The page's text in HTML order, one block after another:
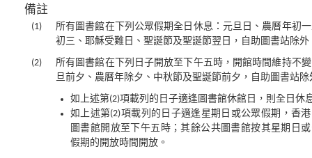
備註
(1)
所有圖書館在下列公眾假期全日休息：元旦日、農曆年初
初三、耶穌受難日、聖誕節及聖誕節翌日，自助圖書站除外
(2)
所有圖書館在下列日子開放至下午五時，開館時間維持不
旦前夕、農曆年除夕、中秋節及聖誕節前夕，自助圖書站除
如上述第(2)項載列的日子適逢圖書館休館日，則全日休
如上述第(2)項載列的日子適逢星期日或公眾假期，香
圖書館開放至下午五時；其餘公共圖書館按其星期日
假期的開放時間開放。